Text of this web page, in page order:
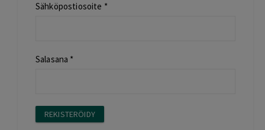
Sähköpostiosoite *
Salasana *